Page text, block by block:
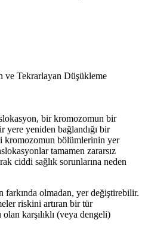
bir kromozomun bir
yere yeniden bağlandığı bir
kromozomun bölümlerinin yer
tamamen zararsız
ciddi sağlık sorunlarına neden
olmadan, yer değiştirebilir.
riskini artıran bir tür
karşılıklı (veya dengeli)